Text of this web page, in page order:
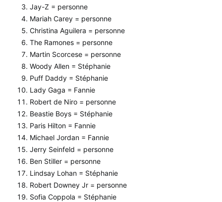
Jay-Z = personne
Mariah Carey = personne
Christina Aguilera = personne
The Ramones = personne
Martin Scorcese = personne
Woody Allen = Stéphanie
Puff Daddy = Stéphanie
Lady Gaga = Fannie
Robert de Niro = personne
Beastie Boys = Stéphanie
Paris Hilton = Fannie
Michael Jordan = Fannie
Jerry Seinfeld = personne
Ben Stiller = personne
Lindsay Lohan = Stéphanie
Robert Downey Jr = personne
Sofia Coppola = Stéphanie